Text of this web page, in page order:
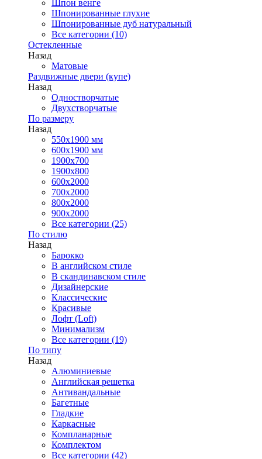
Шпон венге
Шпонированные глухие
Шпонированные дуб натуральный
Все категории (10)
Остекленные
Назад
Матовые
Раздвижные двери (купе)
Назад
Одностворчатые
Двухстворчатые
По размеру
Назад
550x1900 мм
600x1900 мм
1900х700
1900х800
600x2000
700x2000
800x2000
900x2000
Все категории (25)
По стилю
Назад
Барокко
В английском стиле
В скандинавском стиле
Дизайнерские
Классические
Красивые
Лофт (Loft)
Минимализм
Все категории (19)
По типу
Назад
Алюминиевые
Английская решетка
Антивандальные
Багетные
Гладкие
Каркасные
Компланарные
Комплектом
Все категории (42)